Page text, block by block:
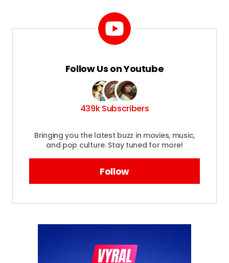
Follow Us on Youtube
439k Subscribers
Bringing you the latest buzz in movies, music,
and pop culture. Stay tuned for more!
Follow